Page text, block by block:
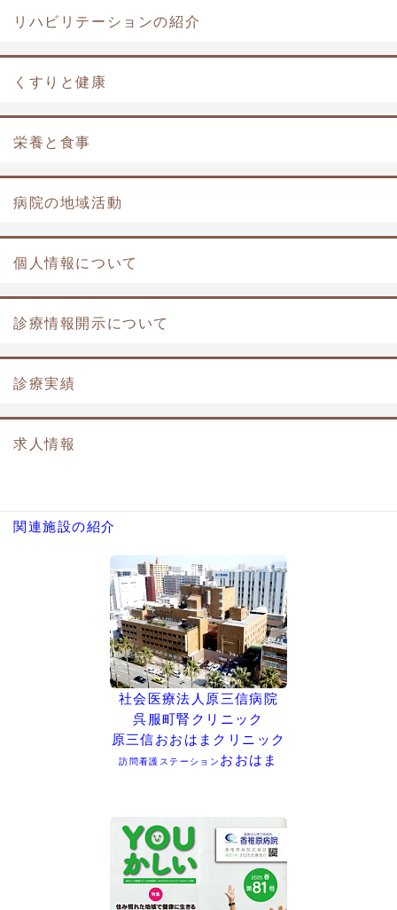
リハビリテーションの紹介
くすりと健康
栄養と食事
病院の地域活動
個人情報について
診療情報開示について
診療実績
求人情報
関連施設の紹介
社会医療法人原三信病院
呉服町腎クリニック
原三信おおはまクリニック
訪問看護ステーション おおはま